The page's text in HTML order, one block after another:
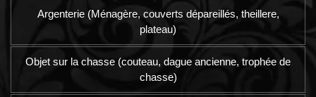
Argenterie (Ménagère, couverts dépareillés, theillere,
plateau)
Objet sur la chasse (couteau, dague ancienne, trophée de
chasse)